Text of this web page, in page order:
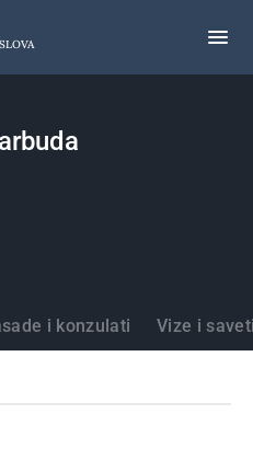
i konzulati Vize i